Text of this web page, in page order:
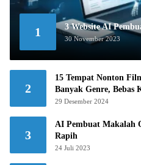
1 3 Website AI
30 November 2023
2
15 Tempat Nonton
Banyak Genre, Bebas
29 Desember 2024
3
AI Pembuat Makalah
Rapih
24 Juli 2023